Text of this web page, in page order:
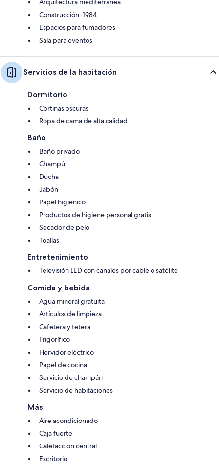
Arquitectura mediterránea
Construcción: 1984
Espacios para fumadores
Sala para eventos
Servicios de la habitación
Dormitorio
Cortinas oscuras
Ropa de cama de alta calidad
Baño
Baño privado
Champú
Ducha
Jabón
Papel higiénico
Productos de higiene personal gratis
Secador de pelo
Toallas
Entretenimiento
Televisión LED con canales por cable o satélite
Comida y bebida
Agua mineral gratuita
Artículos de limpieza
Cafetera y tetera
Frigorífico
Hervidor eléctrico
Papel de cocina
Servicio de champán
Servicio de habitaciones
Más
Aire acondicionado
Caja fuerte
Calefacción central
Escritorio